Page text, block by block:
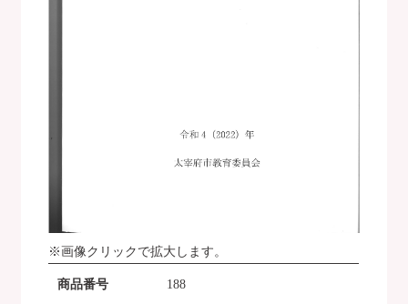
※画像クリックで拡大します。
商品番号 188